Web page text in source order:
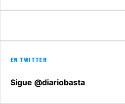
EN TWITTER
Sigue @diariobasta